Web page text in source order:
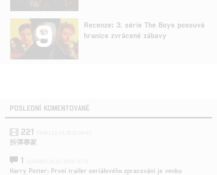
9
Recenze: 3. série The Boys posouvá
hranice zvrácené zábavy
POSLEDNÍ KOMENTOVANÉ
221
拆彈專家
1
Harry Potter: První trailer seriálového zpracování je venku